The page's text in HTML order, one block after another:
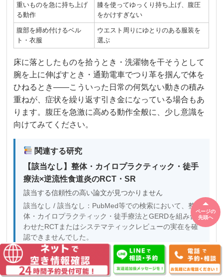
重いものを急に持ち上げ
る動作
膝を使ってゆっくり持ち上げ、腹圧
をかけすぎない
腹部を締め付けるベル
ト・衣服
ウエスト周りにゆとりのある服装を
選ぶ
床に落としたものを拾うとき・洗濯物を干そうとして
腕を上に伸ばすとき・通勤電車でつり革を掴んで体を
ひねるとき――こういった日常の何気ない動きの積み
重ねが、症状を繰り返す引き金になっている場合もあ
ります。腹圧を急激に高める動作全般に、少し意識を
向けてみてください。
関連する研究
【該当なし】整体・カイロプラクティック・徒手
療法×逆流性食道炎のRCT・SR
該当する信頼性の高い論文が見つかりません
該当なし / 該当なし：PubMed等での検索において、整
体・カイロプラクティック・徒手療法とGERDを組み合
わせたRCTまたはシステマティックレビューの実在を確
認できませんでした。
「水を飲むと治る」という概念も含め、整体・徒
手療法とGERDを扱った高エビデンス論文は現時
ページの
先頭へ